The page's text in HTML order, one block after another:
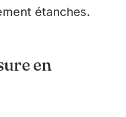
étanches.
en